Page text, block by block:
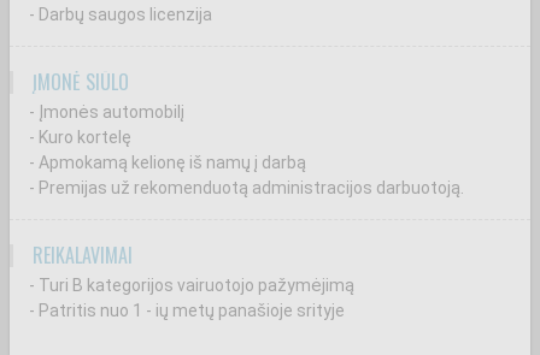
- Darbų saugos licenzija
ĮMONĖ SIŪLO
- Įmonės automobilį
- Kuro kortelę
- Apmokamą kelionę iš namų į darbą
- Premijas už rekomenduotą administracijos darbuotoją.
REIKALAVIMAI
- Turi B kategorijos vairuotojo pažymėjimą
- Patritis nuo 1 - ių metų panašioje srityje